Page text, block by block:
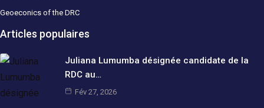
Geoeconics of the DRC
Articles populaires
Juliana Lumumba désignée candidate de la
RDC au…
Fév 27, 2026